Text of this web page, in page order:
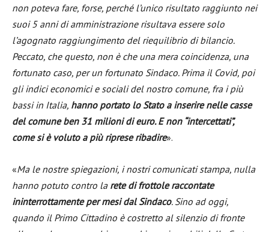
non poteva fare, forse, perché l’unico risultato raggiunto nei
suoi 5 anni di amministrazione risultava essere solo
l’agognato raggiungimento del riequilibrio di bilancio.
Peccato, che questo, non è che una mera coincidenza, una
fortunato caso, per un fortunato Sindaco. Prima il Covid, poi
gli indici economici e sociali del nostro comune, fra i più
bassi in Italia, hanno portato lo Stato a inserire nelle casse
del comune ben 31 milioni di euro. E non “intercettati”,
come si è voluto a più riprese ribadire».
«Ma le nostre spiegazioni, i nostri comunicati stampa, nulla
hanno potuto contro la rete di frottole raccontate
ininterrottamente per mesi dal Sindaco. Sino ad oggi,
quando il Primo Cittadino è costretto al silenzio di fronte